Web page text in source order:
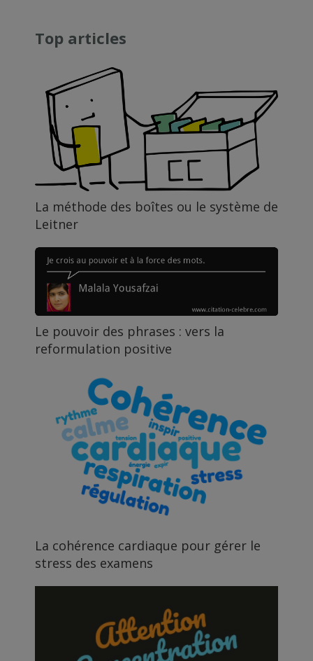
Top articles
La méthode des boîtes ou le système de
Leitner
Le pouvoir des phrases : vers la
reformulation positive
La cohérence cardiaque pour gérer le
stress des examens